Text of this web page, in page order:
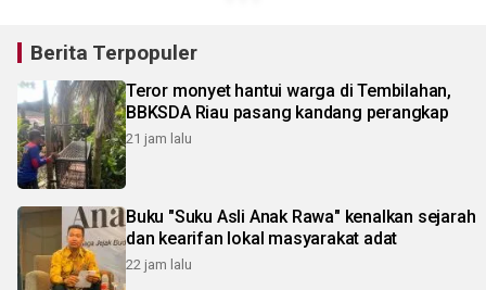
Berita Terpopuler
Teror monyet hantui warga di Tembilahan,
BBKSDA Riau pasang kandang perangkap
21 jam lalu
Buku "Suku Asli Anak Rawa" kenalkan sejarah
dan kearifan lokal masyarakat adat
22 jam lalu